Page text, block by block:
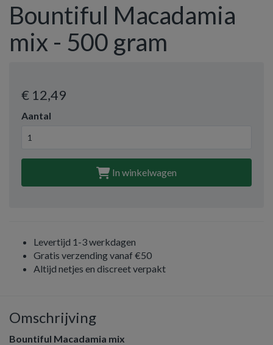
Bountiful Macadamia
mix - 500 gram
€ 12,49
Aantal
In winkelwagen
Levertijd 1-3 werkdagen
Gratis verzending vanaf €50
Altijd netjes en discreet verpakt
Omschrijving
Bountiful Macadamia mix